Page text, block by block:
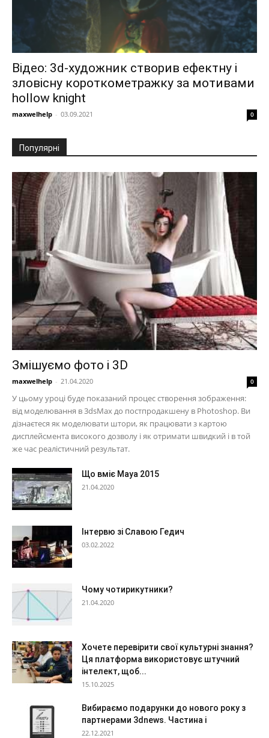
Відео: 3d-художник створив ефектну і
зловісну короткометражку за мотивами
hollow knight
maxwelhelp - 03.09.2021 0
Популярні
Змішуємо фото і 3D
maxwelhelp - 21.04.2020 0
У цьому уроці буде показаний процес створення зображення:
від моделювання в 3dsMax до постпродакшену в Photoshop. Ви
дізнаєтеся як моделювати штори, як працювати з картою
дисплейсмента високого дозволу і як отримати швидкий і в той
же час реалістичний результат.
Що вміє Maya 2015
21.04.2020
Інтервю зі Славою Гедич
03.02.2022
Чому чотирикутники?
21.04.2020
Хочете перевірити свої культурні знання?
Ця платформа використовує штучний
інтелект, щоб...
15.10.2025
Вибираємо подарунки до нового року з
партнерами 3dnews. Частина i
22.12.2021